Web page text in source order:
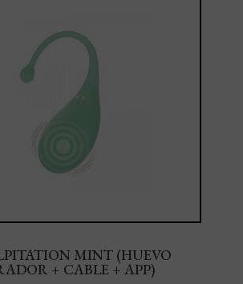
MINT (HUEVO
+ CABLE + APP)